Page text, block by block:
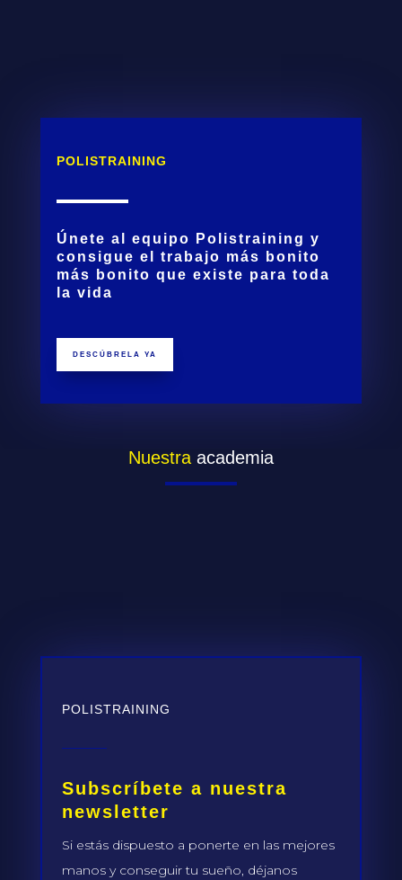
POLISTRAINING
Únete al equipo Polistraining y
consigue el trabajo más bonito
más bonito que existe para toda
la vida
DESCÚBRELA YA
Nuestra academia
POLISTRAINING
Subscríbete a nuestra
newsletter
Si estás dispuesto a ponerte en las mejores
manos y conseguir tu sueño, déjanos